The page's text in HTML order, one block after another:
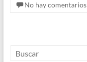
No hay comentarios